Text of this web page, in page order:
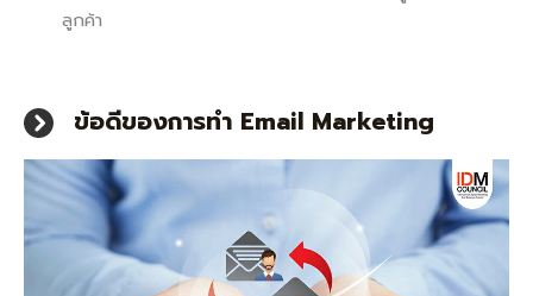
ลูกค้า
ข้อดีของการทำ Email Marketing